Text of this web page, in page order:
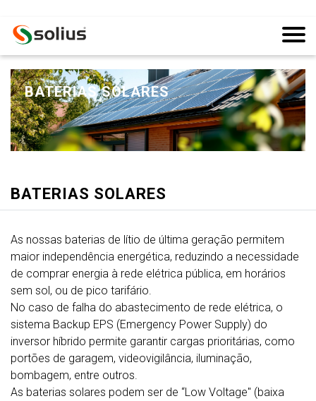
BATERIAS SOLARES
BATERIAS SOLARES
As nossas baterias de lítio de última geração permitem
maior independência energética, reduzindo a necessidade
de comprar energia à rede elétrica pública, em horários
sem sol, ou de pico tarifário.
No caso de falha do abastecimento de rede elétrica, o
sistema Backup EPS (Emergency Power Supply) do
inversor híbrido permite garantir cargas prioritárias, como
portões de garagem, videovigilância, iluminação,
bombagem, entre outros.
As baterias solares podem ser de “Low Voltage" (baixa